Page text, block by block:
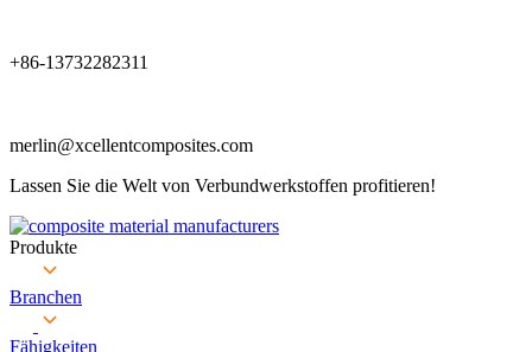
+86-13732282311
merlin@xcellentcomposites.com
Lassen Sie die Welt von Verbundwerkstoffen profitieren!
Produkte
Branchen
Fähigkeiten